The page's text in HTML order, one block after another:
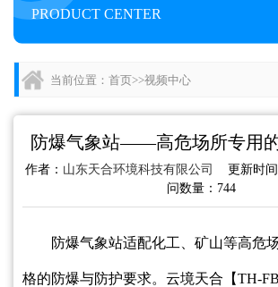
PRODUCT CENTER
当前位置： 首页>>视频中心
防爆气象站——高危场所专用
作者： 山东天合环境科技有限公司
更新时
问数量：744
防爆气象站适配化工、矿山等高危
格的防爆与防护要求。云境天合【TH-